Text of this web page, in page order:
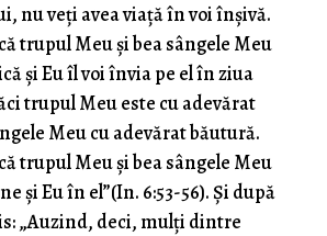
nu veţi avea viaţă în voi înşivă.
trupul Meu şi bea sângele Meu
şi Eu îl voi învia pe el în ziua
trupul Meu este cu adevărat
Meu cu adevărat băutură.
trupul Meu şi bea sângele Meu
şi Eu în el”(In. 6:53-56). Şi după
„Auzind, deci, mulţi dintre